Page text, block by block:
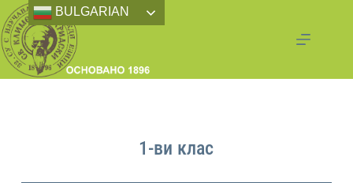
1-ви клас
BULGARIAN